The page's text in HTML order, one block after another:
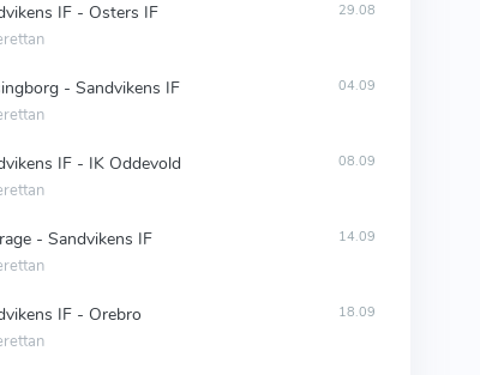
IF - Osters IF 29.08
- Sandvikens IF 04.09
IF - IK Oddevold 08.09
- Sandvikens IF 14.09
IF - Orebro 18.09